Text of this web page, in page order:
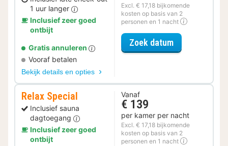
1 uur langer
Inclusief zeer goed
ontbijt
Gratis annuleren
Vooraf betalen
Bekijk details en opties
Excl. € 17,18 bijkomende
kosten op basis van 2
personen en 1 nacht
Zoek datumvoor Late
Relax Special
Inclusief sauna
dagtoegang
Inclusief zeer goed
ontbijt
Vanaf
€ 139
per kamer per nacht
Excl. € 17,18 bijkomende
kosten op basis van 2
personen en 1 nacht